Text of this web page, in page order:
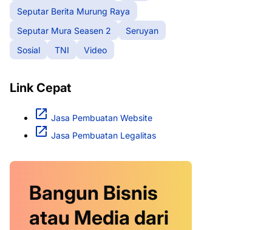
Seputar Berita Murung Raya
Seputar Mura Seasen 2
Seruyan
Sosial
TNI Video
Link Cepat
Jasa Pembuatan Website
Jasa Pembuatan Legalitas
Bangun Bisnis
atau Media dari